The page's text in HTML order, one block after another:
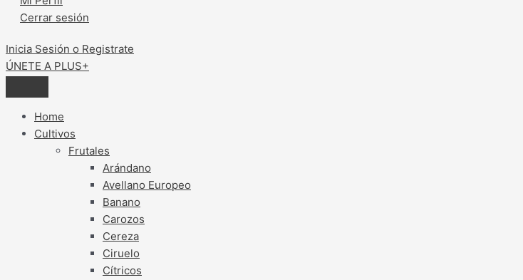
Cerrar sesión
Inicia Sesión o Registrate
ÚNETE A PLUS+
Home
Cultivos
Frutales
Arándano
Avellano Europeo
Banano
Carozos
Cereza
Ciruelo
Cítricos